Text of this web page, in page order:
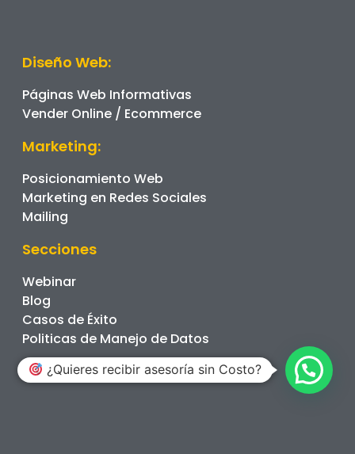
Diseño Web:
Páginas Web Informativas
Vender Online / Ecommerce
Marketing:
Posicionamiento Web
Marketing en Redes Sociales
Mailing
Secciones
Webinar
Blog
Casos de Éxito
Politicas de Manejo de Datos
¿Quieres recibir asesoría sin Costo?